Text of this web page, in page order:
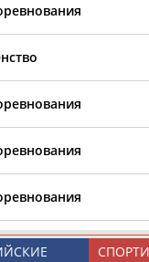
чемпионка
Иван...
напомнила о